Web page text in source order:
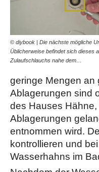
© diybook | Die nächste mögliche
Üblicherweise befindet sich dieses
Zulaufschlauchs nahe dem…
geringe Mengen an
Ablagerungen sind
des Hauses
Ablagerungen
entnommen wird.
kontrollieren und
Wasserhahns im